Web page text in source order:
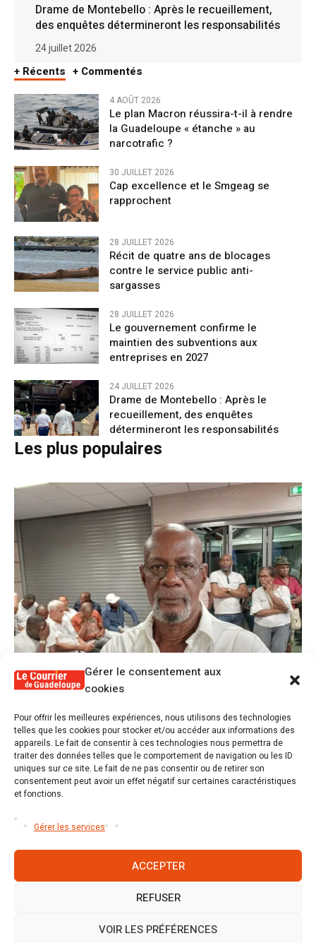
Gérer le consentement aux
cookies
Pour offrir les meilleures expériences, nous utilisons des technologies
telles que les cookies pour stocker et/ou accéder aux informations des
appareils. Le fait de consentir à ces technologies nous permettra de
traiter des données telles que le comportement de navigation ou les ID
uniques sur ce site. Le fait de ne pas consentir ou de retirer son
consentement peut avoir un effet négatif sur certaines caractéristiques
et fonctions.
Gérer les services
ACCEPTER
REFUSER
VOIR LES PRÉFÉRENCES
Drame de Montebello : Après le recueillement,
des enquêtes détermineront les responsabilités
24 juillet 2026
+ Récents + Commentés
4 AOÛT 2026
Le plan Macron réussira-t-il à rendre
la Guadeloupe « étanche » au
narcotrafic ?
30 JUILLET 2026
Cap excellence et le Smgeag se
rapprochent
28 JUILLET 2026
Récit de quatre ans de blocages
contre le service public anti-
sargasses
28 JUILLET 2026
Le gouvernement confirme le
maintien des subventions aux
entreprises en 2027
24 JUILLET 2026
Drame de Montebello : Après le
recueillement, des enquêtes
détermineront les responsabilités
Les plus populaires
1 Alex Lollia : « Cédric Cornet développait
une forme de populisme qui aurait pu se
transformer en macoutisme »
2
Nous contacter
Politique de cookies (UE)